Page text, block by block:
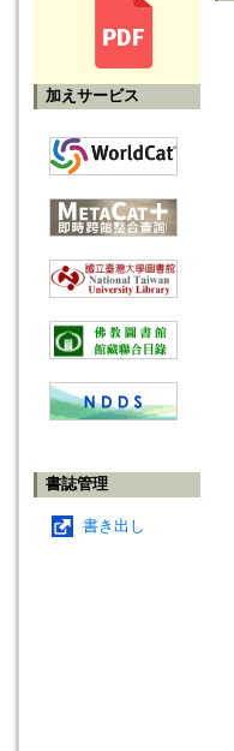
加えサービス
書誌管理
書き出し